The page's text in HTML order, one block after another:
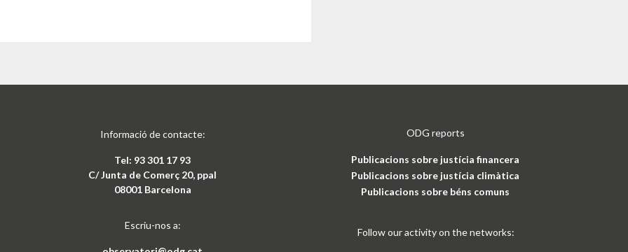
Informació de contacte:
Tel: 93 301 17 93
C/ Junta de Comerç 20, ppal
08001 Barcelona
Escriu-nos a:
ODG reports
Publicacions sobre justícia financera
Publicacions sobre justícia climàtica
Publicacions sobre béns comuns
Follow our activity on the networks: